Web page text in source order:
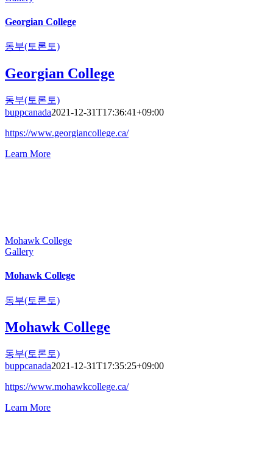
Georgian College
동부(토론토)
Georgian College
동부(토론토)
buppcanada2021-12-31T17:36:41+09:00
https://www.georgiancollege.ca/
Learn More
Mohawk College
Gallery
Mohawk College
동부(토론토)
Mohawk College
동부(토론토)
buppcanada2021-12-31T17:35:25+09:00
https://www.mohawkcollege.ca/
Learn More